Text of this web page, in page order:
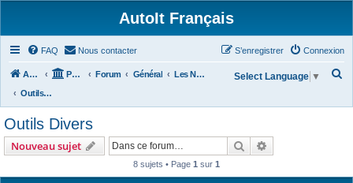
AutoIt Français
FAQ Nous contacter Connexion
S’enregistrer
Accueil Portail Forum Général
Les Nouvelles d'AutoIt
Outils Divers
Select Language ▼
Outils Divers
Nouveau sujet Rechercher
8 sujets • Page 1 sur 1